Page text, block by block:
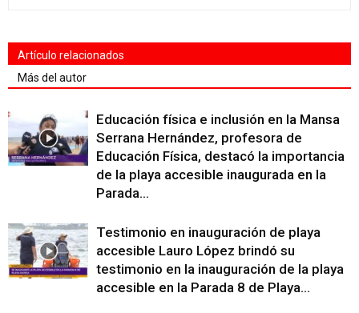
Artículo relacionados
Más del autor
Educación física e inclusión en la Mansa
Serrana Hernández, profesora de
Educación Física, destacó la importancia
de la playa accesible inaugurada en la
Parada...
Testimonio en inauguración de playa
accesible Lauro López brindó su
testimonio en la inauguración de la playa
accesible en la Parada 8 de Playa...